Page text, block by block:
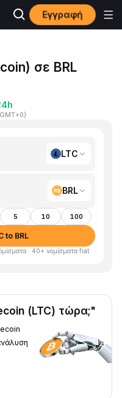
Εγγραφή
σε BRL
GMT+0)
LTC
BRL
5 10 100
to BRL
· 40+ νομίσματα fiat
(LTC) τώρα;"